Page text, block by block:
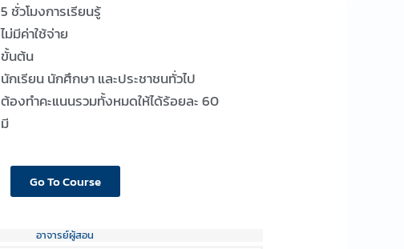
5 ชั่วโมงการเรียนรู้
ไม่มีค่าใช้จ่าย
ขั้นต้น
นักเรียน นักศึกษา และประชาชนทั่วไป
ต้องทำคะแนนรวมทั้งหมดให้ได้ร้อยละ 60
มี
Go To Course
อาจารย์ผู้สอน